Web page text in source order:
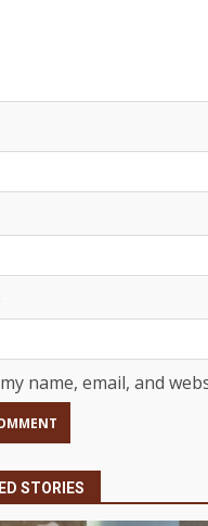
name, email, and
STORIES